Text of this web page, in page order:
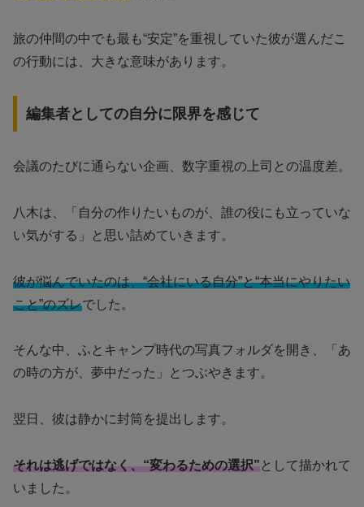
旅の仲間の中でも最も“安定”を重視していた彼が選んだこ
の行動には、大きな意味があります。
編集者としての自分に限界を感じて
会議のたびに通らない企画、数字重視の上司との温度差。
八木は、「自分の作りたいものが、誰の役にも立っていな
い気がする」と思い詰めていきます。
彼が悩んでいたのは、“会社にいる自分”と“本当にやりたい
こと”のズレでした。
そんな中、ふとキャンプ時代の写真フォルダを開き、「あ
の時の方が、夢中だった」とつぶやきます。
翌日、彼は静かに封筒を提出します。
それは逃げではなく、“変わるための選択”として描かれて
いました。